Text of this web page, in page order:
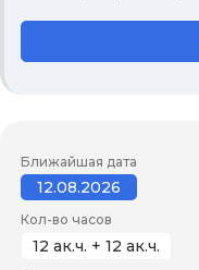
Ближайшая дата
12.08.2026
Кол-во часов
12 ак.ч. + 12 ак.ч.